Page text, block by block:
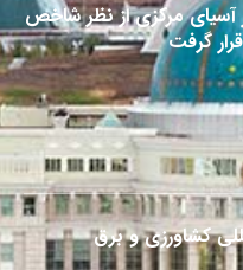
آسیای مرکزی از نظر شاخص
کشاورزی و برق